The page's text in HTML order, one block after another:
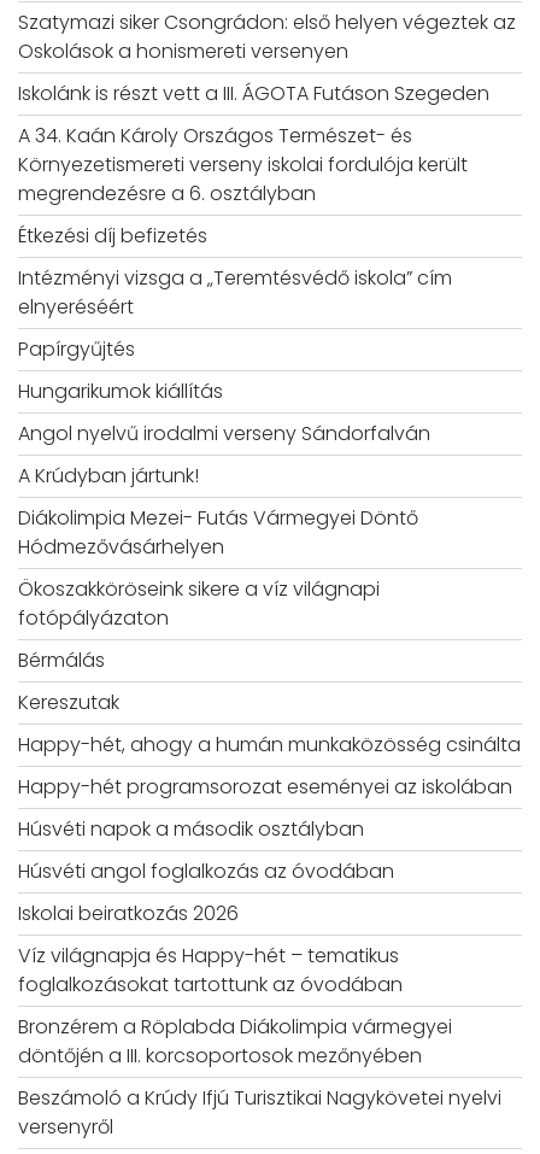
Szatymazi siker Csongrádon: első helyen végeztek az
Oskolások a honismereti versenyen
Iskolánk is részt vett a III. ÁGOTA Futáson Szegeden
A 34. Kaán Károly Országos Természet- és
Környezetismereti verseny iskolai fordulója került
megrendezésre a 6. osztályban
Étkezési díj befizetés
Intézményi vizsga a „Teremtésvédő iskola” cím
elnyeréséért
Papírgyűjtés
Hungarikumok kiállítás
Angol nyelvű irodalmi verseny Sándorfalván
A Krúdyban jártunk!
Diákolimpia Mezei- Futás Vármegyei Döntő
Hódmezővásárhelyen
Ökoszakköröseink sikere a víz világnapi
fotópályázaton
Bérmálás
Kereszutak
Happy-hét, ahogy a humán munkaközösség csinálta
Happy-hét programsorozat eseményei az iskolában
Húsvéti napok a második osztályban
Húsvéti angol foglalkozás az óvodában
Iskolai beiratkozás 2026
Víz világnapja és Happy-hét – tematikus
foglalkozásokat tartottunk az óvodában
Bronzérem a Röplabda Diákolimpia vármegyei
döntőjén a III. korcsoportosok mezőnyében
Beszámoló a Krúdy Ifjú Turisztikai Nagykövetei nyelvi
versenyről